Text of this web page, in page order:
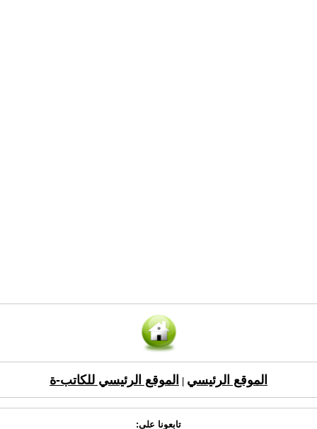
الموقع الرئيسي الموقع الرئيسي للكاتب-ة
تابعونا على: